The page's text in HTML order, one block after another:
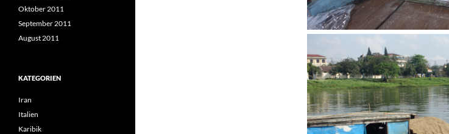
Oktober 2011
September 2011
August 2011
KATEGORIEN
Iran
Italien
Karibik